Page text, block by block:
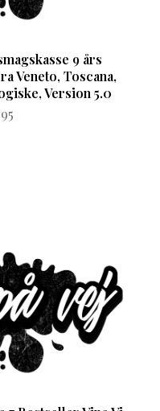
9 års
Veneto, Toscana,
Version 5.0